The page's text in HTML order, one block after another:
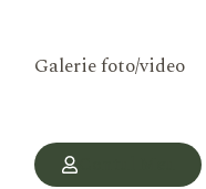
Galerie foto/video